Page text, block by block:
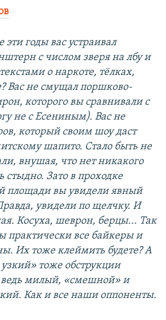
эти годы вас устраивал
с числом зверя на лбу и
о наркоте, тёлках,
Вас не смущал поршково-
которого вы сравнивали с
не с Есениным). Вас не
который своим шоу даст
шапито. Стало быть не
внушая, что нет никакого
Зато в проходке
площади вы увидели явный
увидели по щелчку. И
Косуха, шеврон, берцы... Так
практически все байкеры и
Их тоже клеймить будете? А
тоже обструкции
ведь милый, «смешной» и
Как и все наши оппоненты.